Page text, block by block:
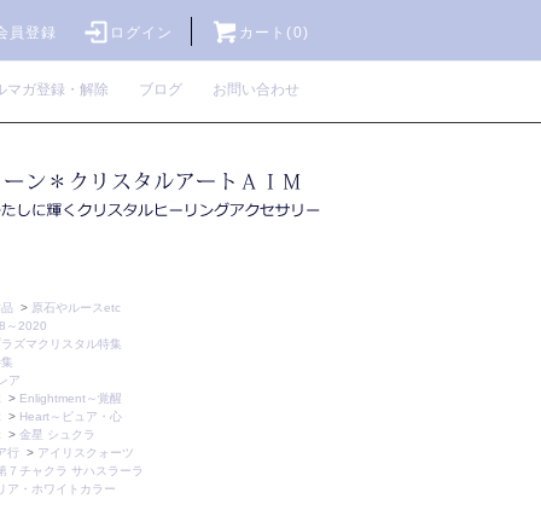
員登録 ログイン カート(0)
マガ登録・解除 ブログ お問い合わせ
> 原石やルースetc
～2020
ズマクリスタル特集
ア
> Enlightment～覚醒
> Heart～ピュア・心
> 金星 シュクラ
行 > アイリスクォーツ
７チャクラ サハスラーラ
ア・ホワイトカラー